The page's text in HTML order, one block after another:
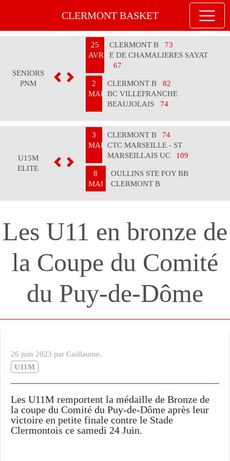
CLERMONT BASKET
SENIORS
PNM
PREVIOUS
NEXT
25
AVR
CLERMONT B
73
E DE CHAMALIERES SAYAT
67
2
MAI
CLERMONT B
82
BC VILLEFRANCHE
BEAUJOLAIS
74
U15M
ELITE
PREVIOUS
NEXT
3
MAI
CLERMONT B
74
CTC MARSEILLE - ST
MARSEILLAIS UC
109
8
MAI
OULLINS STE FOY BB
CLERMONT B
Les U11 en bronze de
la Coupe du Comité
du Puy-de-Dôme
26 juin 2023 par Guillaume.
U11M
Les U11M remportent la médaille de Bronze de
la coupe du Comité du Puy-de-Dôme après leur
victoire en petite finale contre le Stade
Clermontois ce samedi 24 Juin.